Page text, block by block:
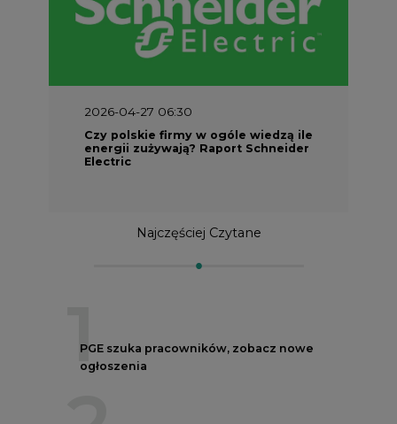
2026-04-27 06:30
Czy polskie firmy w ogóle wiedzą ile
energii zużywają? Raport Schneider
Electric
Najczęściej Czytane
1
PGE szuka pracowników, zobacz nowe
ogłoszenia